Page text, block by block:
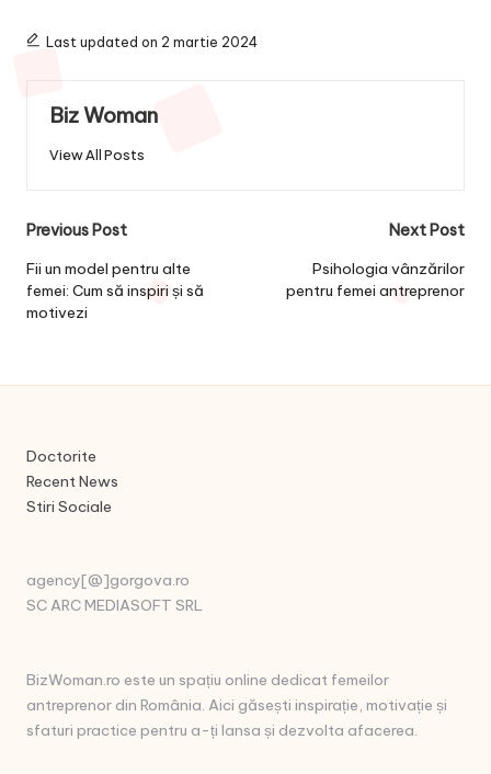
Last updated on 2 martie 2024
Biz Woman
View All Posts
Post
navigation
Previous Post
Fii un model pentru alte
femei: Cum să inspiri și să
motivezi
Next Post
Psihologia vânzărilor
pentru femei antreprenor
Doctorite
Recent News
Stiri Sociale
agency[@]gorgova.ro
SC ARC MEDIASOFT SRL
BizWoman.ro este un spațiu online dedicat femeilor
antreprenor din România. Aici găsești inspirație, motivație și
sfaturi practice pentru a-ți lansa și dezvolta afacerea.